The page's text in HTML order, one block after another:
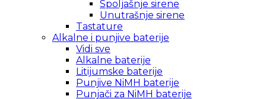
Spoljašnje sirene
Unutrašnje sirene
Tastature
Alkalne i punjive baterije
Vidi sve
Alkalne baterije
Litijumske baterije
Punjive NiMH baterije
Punjači za NiMH baterije